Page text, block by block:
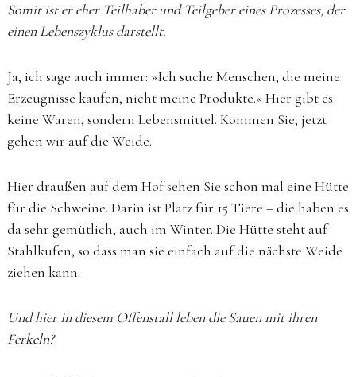
Somit ist er eher Teilhaber und Teilgeber eines Prozesses, der
einen Lebenszyklus darstellt.
Ja, ich sage auch immer: »Ich suche Menschen, die meine
Erzeugnisse kaufen, nicht meine Produkte.« Hier gibt es
keine Waren, sondern Lebensmittel. Kommen Sie, jetzt
gehen wir auf die Weide.
Hier draußen auf dem Hof sehen Sie schon mal eine Hütte
für die Schweine. Darin ist Platz für 15 Tiere – die haben es
da sehr gemütlich, auch im Winter. Die Hütte steht auf
Stahlkufen, so dass man sie einfach auf die nächste Weide
ziehen kann.
Und hier in diesem Offenstall leben die Sauen mit ihren
Ferkeln?